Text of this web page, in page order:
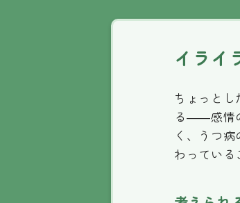
イライ
ちょっと
る——感情
く、うつ
わっている